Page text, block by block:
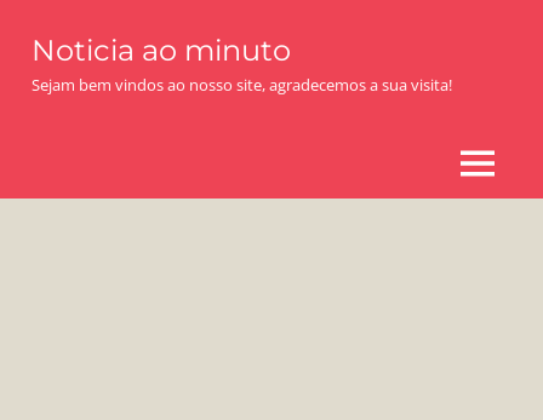
content
Noticia ao minuto
Sejam bem vindos ao nosso site, agradecemos a sua visita!
MENU